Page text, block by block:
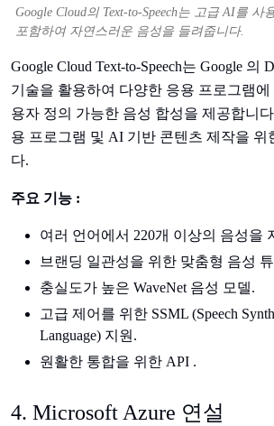
Google Cloud의 Text-to-Speech는 고급 AI를
포함하여 자연스러운 음성을 들려줍니다.
Google Cloud Text-to-Speech는 Google 의
기술을 활용하여 다양한 응용 프로그램
용자 정의 가능한 음성 합성을 제공합니
용 프로그램 및 AI 기반 콘텐츠 제작을 위
다.
주요 기능 :
여러 언어에서 220개 이상의 음성을
브랜딩 일관성을 위한 맞춤형 음성
충실도가 높은 WaveNet 음성 모델.
고급 제어를 위한 SSML (Speech
Language) 지원.
원활한 통합을 위한 API .
4. Microsoft Azure 연설